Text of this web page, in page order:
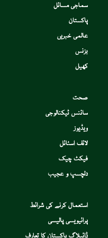
سماجی مسائل
پاکستان
عالمی خبریں
بزنس
کھیل
صحت
سائنس ٹیکنالوجی
ویڈیوز
لائف اسٹائل
فیکٹ چیک
دلچسپ و عجیب
استعمال کرنے کی شرائط
پرائیویسی پالیسی